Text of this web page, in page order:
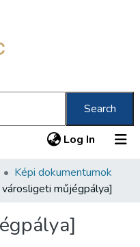
Search
Log In (current)
Képi dokumentumok
műjégpálya]